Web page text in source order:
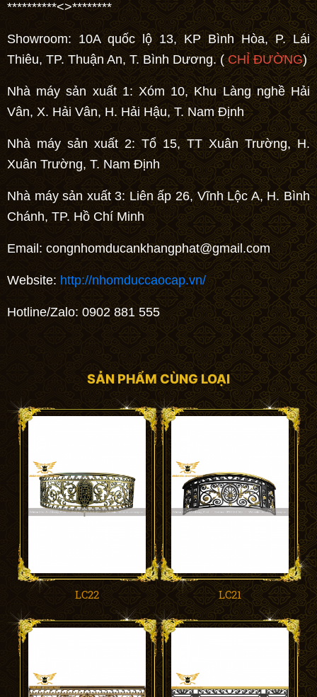
**********<>********
Showroom: 10A quốc lộ 13, KP Bình Hòa, P. Lái
Thiêu, TP. Thuận An, T. Bình Dương. (CHỈ ĐƯỜNG)
Nhà máy sản xuất 1: Xóm 10, Khu Làng nghề Hải
Vân, X. Hải Vân, H. Hải Hậu, T. Nam Định
Nhà máy sản xuất 2: Tổ 15, TT Xuân Trường, H.
Xuân Trường, T. Nam Định
Nhà máy sản xuất 3: Liên ấp 26, Vĩnh Lộc A, H. Bình
Chánh, TP. Hồ Chí Minh
Email: congnhomducankhangphat@gmail.com
Website: http://nhomduccaocap.vn/
Hotline/Zalo: 0902 881 555
SẢN PHẨM CÙNG LOẠI
LC22 LC21